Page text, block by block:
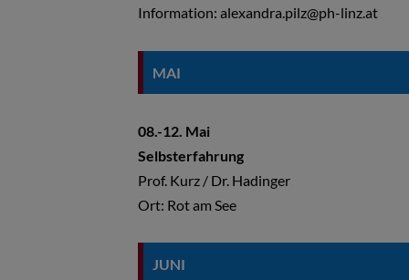
Information: alexandra.pilz@ph-linz.at
MAI
08.-12. Mai
Selbsterfahrung
Prof. Kurz / Dr. Hadinger
Ort: Rot am See
JUNI